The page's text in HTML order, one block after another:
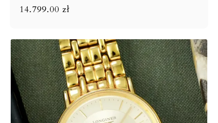
14.799.00 zł